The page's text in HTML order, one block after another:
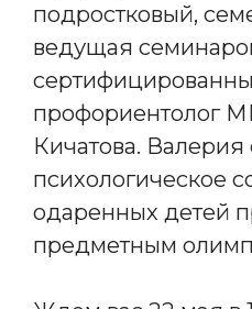
подростковый,
ведущая
профориентолог
Кичатова. Валерия
психологическое
одаренных детей
предметным